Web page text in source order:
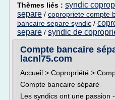
Thèmes liés : syndic
separe / copropriete compte
bancaire separe syndic /
separe / syndic de
Compte bancaire
lacnl75.com
Accueil > Copropriété >
Compte bancaire séparé
Les syndics ont une passion